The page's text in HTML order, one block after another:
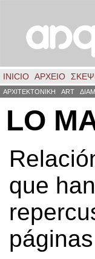
INICIO ΑΡΧΕΙΟ
ΑΡΧΙΤΕΚΤΟΝΙΚΗ ART
LO
que